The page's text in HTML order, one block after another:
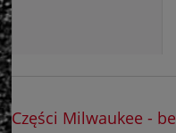
Części Milwaukee -